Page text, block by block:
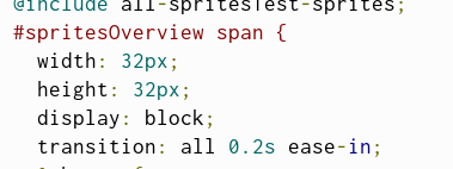
#spritesOverview span {
  width
: 32px ;
  height
: 32px ;
  display
: block ;
  transition
: all 0.2s ease- in ;